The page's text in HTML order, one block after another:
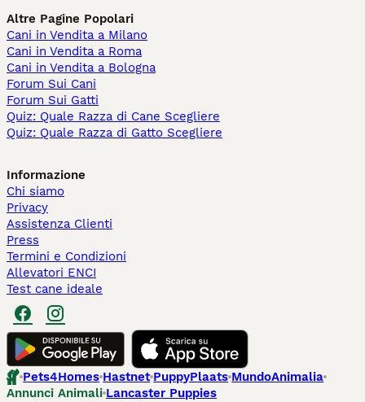
Altre Pagine Popolari
Cani in Vendita a Milano
Cani in Vendita a Roma
Cani in Vendita a Bologna
Forum Sui Cani
Forum Sui Gatti
Quiz: Quale Razza di Cane Scegliere
Quiz: Quale Razza di Gatto Scegliere
Informazione
Chi siamo
Privacy
Assistenza Clienti
Press
Termini e Condizioni
Allevatori ENCI
Test cane ideale
Pets4Homes Hastnet PuppyPlaats MundoAnimalia
Annunci Animali Lancaster Puppies